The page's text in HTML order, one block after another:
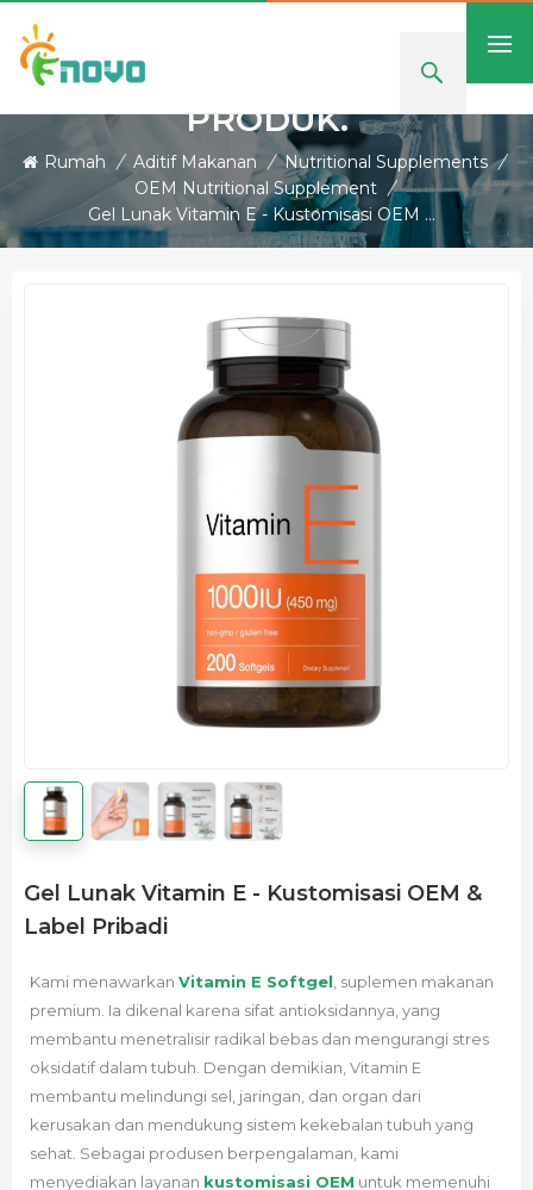
PRODUK.
Rumah / Aditif Makanan / Nutritional Supplements /
OEM Nutritional Supplement /
Gel Lunak Vitamin E - Kustomisasi OEM & Label Pribadi
Gel Lunak Vitamin E - Kustomisasi OEM &
Label Pribadi
Kami menawarkan Vitamin E Softgel , suplemen makanan
premium. Ia dikenal karena sifat antioksidannya, yang
membantu menetralisir radikal bebas dan mengurangi stres
oksidatif dalam tubuh. Dengan demikian, Vitamin E
membantu melindungi sel, jaringan, dan organ dari
kerusakan dan mendukung sistem kekebalan tubuh yang
sehat. Sebagai produsen berpengalaman, kami
menyediakan layanan kustomisasi OEM untuk memenuhi